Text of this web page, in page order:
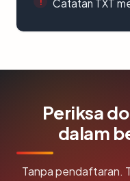
Catatan TXT
Periksa
dalam
Tanpa pendaftaran.